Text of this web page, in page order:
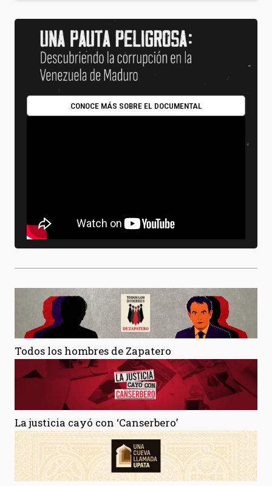
CONOCE MÁS SOBRE EL DOCUMENTAL
Todos los hombres de Zapatero
La justicia cayó con ‘Canserbero’